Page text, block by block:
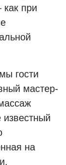
при
гости
мастер-
на